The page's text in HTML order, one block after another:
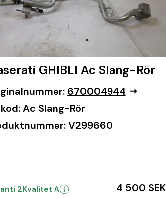
GHIBLI Ac Slang-Rör
670004944
Ac Slang-Rör
V299660
2Kvalitet A 4 500 SEK